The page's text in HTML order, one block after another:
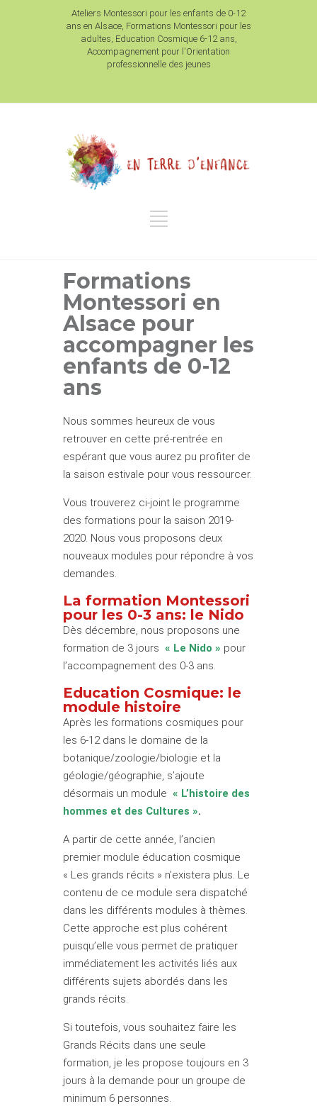
Ateliers Montessori pour les enfants de 0-12
ans en Alsace, Formations Montessori pour les
adultes, Education Cosmique 6-12 ans,
Accompagnement pour l'Orientation
professionnelle des jeunes
Formations
Montessori en
Alsace pour
accompagner les
enfants de 0-12
ans
Nous sommes heureux de vous
retrouver en cette pré-rentrée en
espérant que vous aurez pu profiter de
la saison estivale pour vous ressourcer.
Vous trouverez ci-joint le programme
des formations pour la saison 2019-
2020. Nous vous proposons deux
nouveaux modules pour répondre à vos
demandes.
La formation Montessori
pour les 0-3 ans: le Nido
Dès décembre, nous proposons une
formation de 3 jours « Le Nido » pour
l’accompagnement des 0-3 ans.
Education Cosmique: le
module histoire
Après les formations cosmiques pour
les 6-12 dans le domaine de la
botanique/zoologie/biologie et la
géologie/géographie, s’ajoute
désormais un module « L’histoire des
hommes et des Cultures ».
A partir de cette année, l’ancien
premier module éducation cosmique
« Les grands récits » n’existera plus. Le
contenu de ce module sera dispatché
dans les différents modules à thèmes.
Cette approche est plus cohérent
puisqu’elle vous permet de pratiquer
immédiatement les activités liés aux
différents sujets abordés dans les
grands récits.
Si toutefois, vous souhaitez faire les
Grands Récits dans une seule
formation, je les propose toujours en 3
jours à la demande pour un groupe de
minimum 6 personnes.